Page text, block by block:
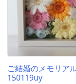
ご結婚のメモリア
150119uy